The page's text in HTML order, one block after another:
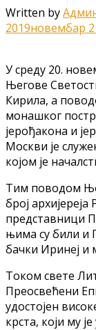
Written by
2019новембар
У среду 20.
Његове
Кирила, а
монашког
јерођакона и
Москви је
којом је
Тим поводом
број
представници
њима су били и
бачки Иринеј и
Током свете
Преосвећени
удостојен
крста, који му